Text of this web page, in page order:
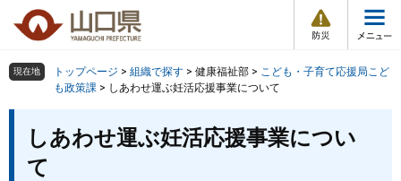
の
頭
ー
飛
情
メ
ュ
組織で探す
検索の仕方 組織で探す サイトマップで探す
現在地 トップページ > 組織で探す > 健康福祉部 > こども・子育て応援局こど
も政策課 > しあわせ運ぶ妊活応援事業について
しあわせ運ぶ妊活応援事業につい
て